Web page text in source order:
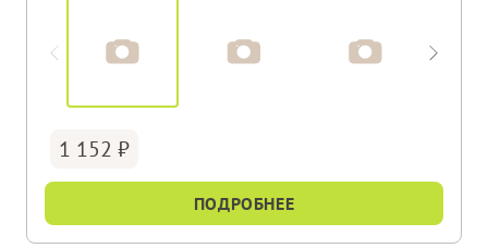
1 152
ПОДРОБНЕЕ